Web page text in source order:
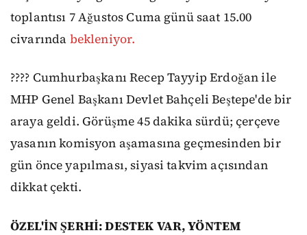
toplantısı 7 Ağustos Cuma günü saat 15.00
civarında bekleniyor.
???? Cumhurbaşkanı Recep Tayyip Erdoğan ile
MHP Genel Başkanı Devlet Bahçeli Beştepe'de bir
araya geldi. Görüşme 45 dakika sürdü; çerçeve
yasanın komisyon aşamasına geçmesinden bir
gün önce yapılması, siyasi takvim açısından
dikkat çekti.
ÖZEL'İN ŞERHİ: DESTEK VAR, YÖNTEM